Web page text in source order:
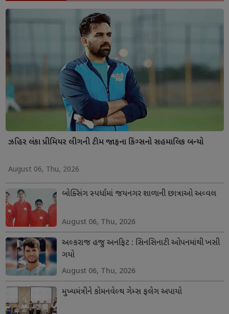
ઝહિર લંકા પ્રીમિયર લીગની ટીમ જાફના કિંગ્સનો સહમાલિક બન્યો
August 06, Thu, 2026
બોક્સિંગ સ્પર્ધામાં જયનગર શાળાની છાત્રાઓ અવ્વલ
August 06, Thu, 2026
અલ્કરાજ હજુ અનફિટ : સિનસિનાટી ઓપનમાંથી ખસી
ગયો
August 06, Thu, 2026
મુખ્યમંત્રીને કોમનવેલ્થ ગેમ્સ ફલેગ અપાયો